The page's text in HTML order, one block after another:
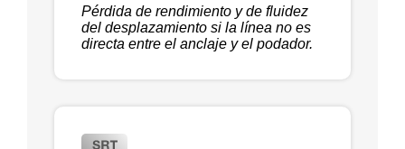
Pérdida de rendimiento y de fluidez
del desplazamiento si la línea no es
directa entre el anclaje y el podador.